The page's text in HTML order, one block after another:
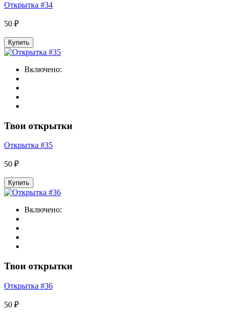
Открытка #34
50 ₽
Купить
Включено:
Твои открытки
Открытка #35
50 ₽
Купить
Включено:
Твои открытки
Открытка #36
50 ₽